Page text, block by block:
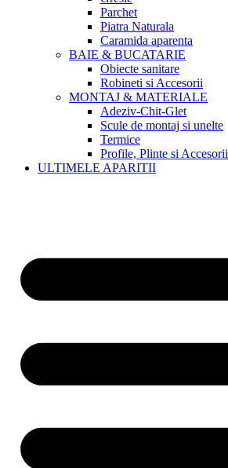
Parchet
Piatra Naturala
Caramida aparenta
BAIE & BUCATARIE
Obiecte sanitare
Robineti si Accesorii
MONTAJ & MATERIALE
Adeziv-Chit-Glet
Scule de montaj si unelte
Termice
Profile, Plinte si Accesorii
ULTIMELE APARITII